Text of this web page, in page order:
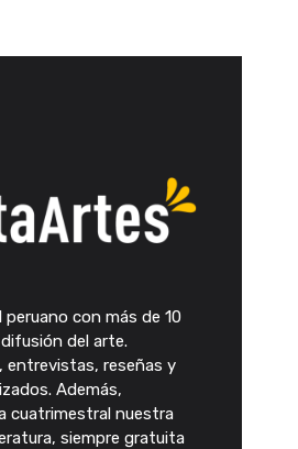
con más de 10
del arte.
entrevistas, reseñas y
Además,
cuatrimestral nuestra
siempre gratuita